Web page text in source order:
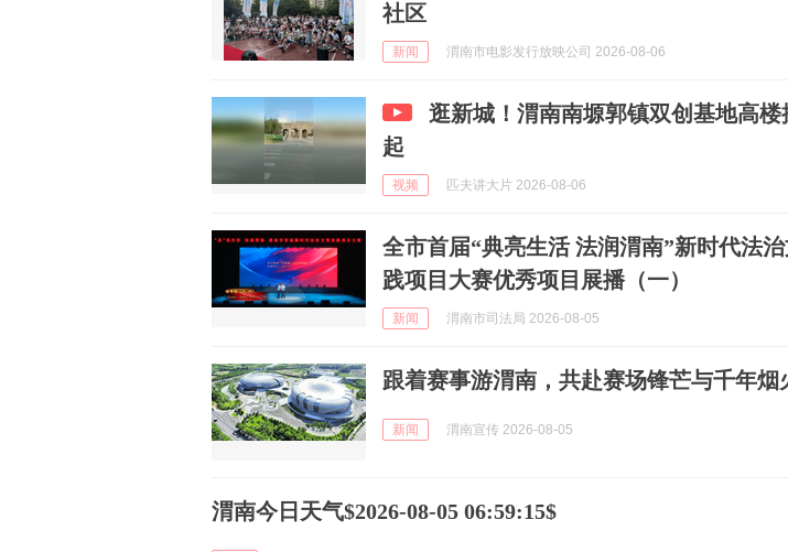
社区
新闻 渭南市电影发行放映公司 2026-08-06
逛新城！渭南南塬郭镇双创基地高楼
起
视频 匹夫讲大片 2026-08-06
全市首届“典亮生活 法润渭南”新时代法
践项目大赛优秀项目展播（一）
新闻 渭南市司法局 2026-08-05
跟着赛事游渭南，共赴赛场锋芒与千年烟
新闻 渭南宣传 2026-08-05
渭南今日天气$2026-08-05 06:59:15$